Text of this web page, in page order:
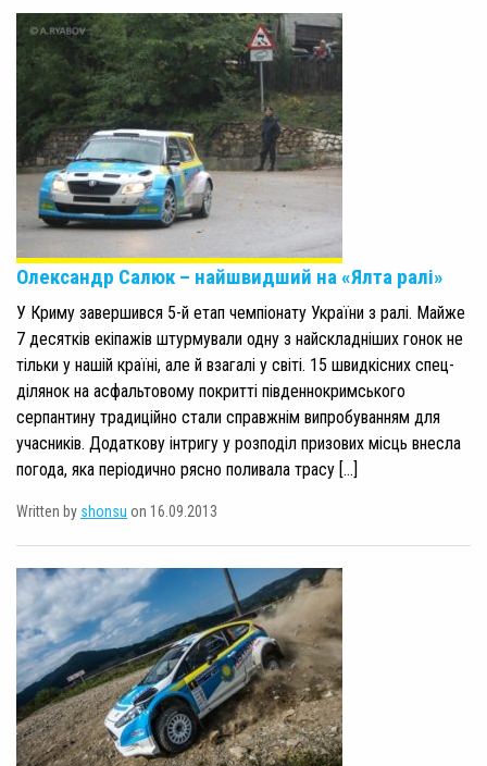
Олександр Салюк – найшвидший на «Ялта ралі»
У Криму завершився 5-й етап чемпіонату України з ралі. Майже
7 десятків екіпажів штурмували одну з найскладніших гонок не
тільки у нашій країні, але й взагалі у світі. 15 швидкісних спец-
ділянок на асфальтовому покритті південнокримського
серпантину традиційно стали справжнім випробуванням для
учасників. Додаткову інтригу у розподіл призових місць внесла
погода, яка періодично рясно поливала трасу […]
Written by shonsu on 16.09.2013